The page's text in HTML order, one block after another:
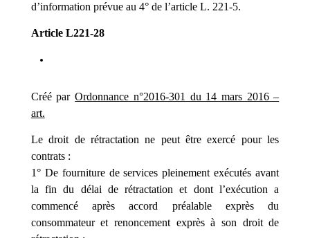
d’information prévue au 4° de l’article L. 221-5.
Article L221-28
Créé parOrdonnance n°2016-301 du 14 mars 2016 –
art.
Le droit de rétractation ne peut être exercé pour les
contrats :
1° De fourniture de services pleinement exécutés avant
la fin du délai de rétractation et dont l’exécution a
commencé après accord préalable exprès du
consommateur et renoncement exprès à son droit de